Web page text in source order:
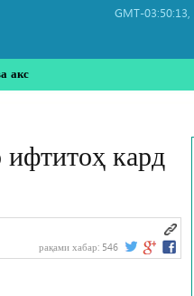
GMT-03:50:13
акс
кард
рақами хабар: 546